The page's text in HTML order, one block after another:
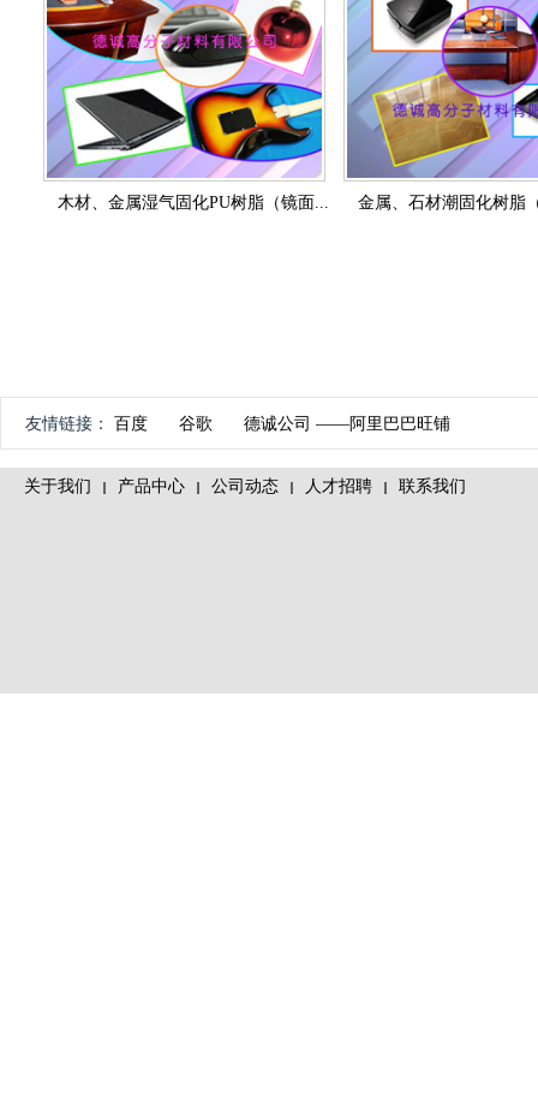
木材、金属湿气固化PU树脂（镜面... 金属、石材潮固化树脂
友情链接： 百度 谷歌 德诚公司 ——阿里巴巴旺铺
关于我们 产品中心 公司动态 人才招聘 联系我们